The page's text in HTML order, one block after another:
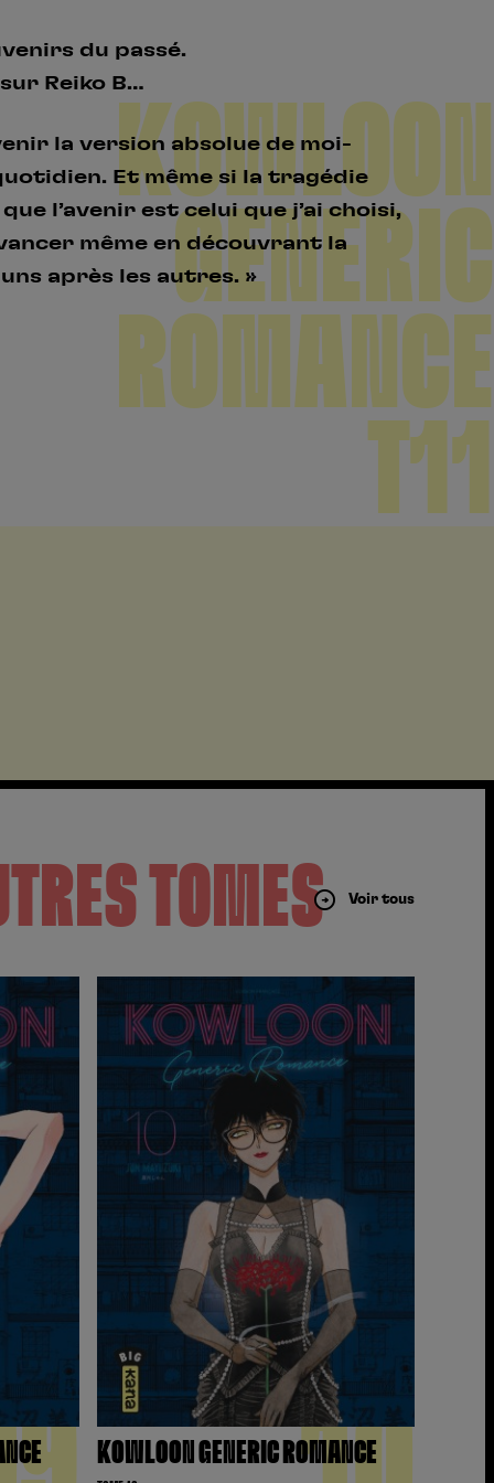
du passé.
Reiko B…
la version absolue de moi-
Et même si la tragédie
l’avenir est celui que j’ai choisi,
même en découvrant la
après les autres. »
KOWLOON
GENERIC
ROMANCE
T11
TOMES Voir tous
KOWLOON GENERIC ROMANCE